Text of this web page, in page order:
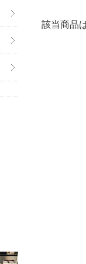
該当商品